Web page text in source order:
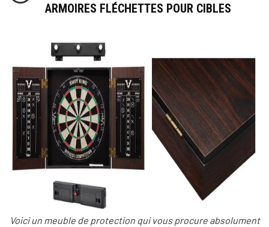
ARMOIRES FLÉCHETTES POUR CIBLES
Voici un meuble de protection qui vous procure absolument